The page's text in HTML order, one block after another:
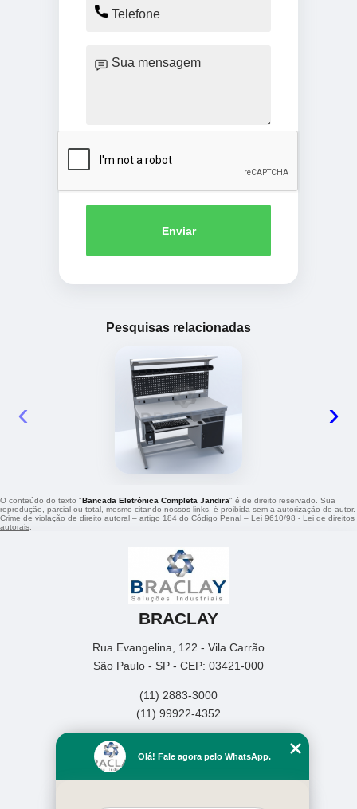
Enviar
Pesquisas relacionadas
‹ ›
O conteúdo do texto "Bancada Eletrônica Completa Jandira" é de direito reservado. Sua
reprodução, parcial ou total, mesmo citando nossos links, é proibida sem a autorização do autor.
Crime de violação de direito autoral – artigo 184 do Código Penal – Lei 9610/98 - Lei de direitos
autorais
BRACLAY
Rua Evangelina, 122 - Vila Carrão
São Paulo - SP - CEP: 03421-000
(11) 2883-3000
(11) 99922-4352
Empresa
Missão
Olá! Fale agora pelo WhatsApp.